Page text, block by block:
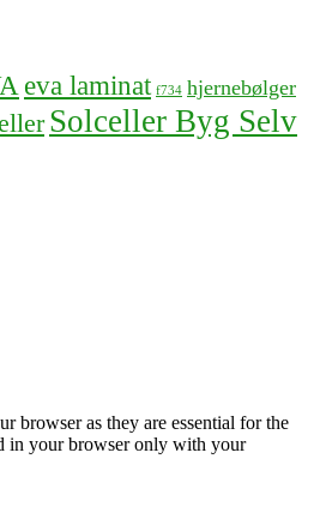
eva laminat f734 hjernebølger
Solceller Byg Selv
browser as they are essential for the
in your browser only with your